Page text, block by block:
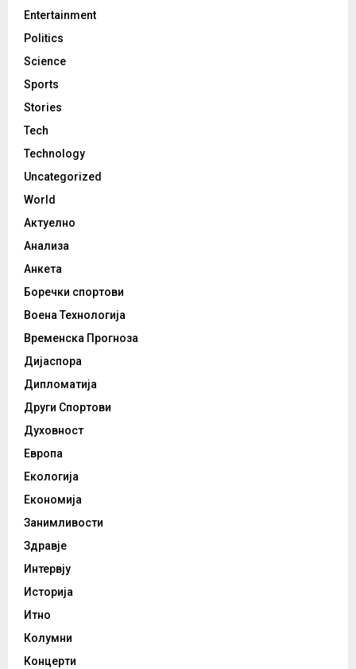
Entertainment
Politics
Science
Sports
Stories
Tech
Technology
Uncategorized
World
Актуелно
Анализа
Анкета
Боречки спортови
Воена Технологија
Временска Прогноза
Дијаспора
Дипломатија
Други Спортови
Духовност
Европа
Екологија
Економија
Занимливости
Здравје
Интервју
Историја
Итно
Колумни
Концерти